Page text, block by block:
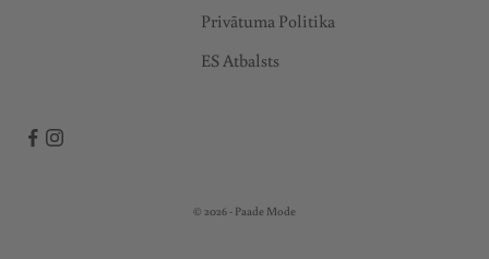
Privātuma Politika
ES Atbalsts
© 2026 - Paade Mode